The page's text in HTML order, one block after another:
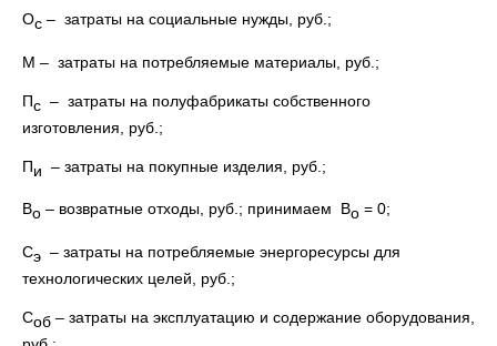
Ос – затраты на социальные нужды, руб.;
М – затраты на потребляемые материалы, руб.;
Пс – затраты на полуфабрикаты собственного
изготовления, руб.;
Пи – затраты на покупные изделия, руб.;
Во – возвратные отходы, руб.; принимаем Во = 0;
Сэ – затраты на потребляемые энергоресурсы для
технологических целей, руб.;
Соб – затраты на эксплуатацию и содержание оборудования,